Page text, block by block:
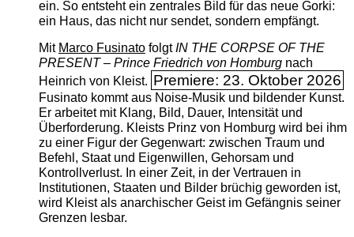
ein. So entsteht ein zentrales Bild für das neue Gorki:
ein Haus, das nicht nur sendet, sondern empfängt.
Mit Marco FusinatofolgtIN THE CORPSE OF THE
PRESENT – Prince Friedrich von Homburgnach
Heinrich von Kleist. Premiere: 23. Oktober 2026
Fusinato kommt aus Noise-Musik und bildender Kunst.
Er arbeitet mit Klang, Bild, Dauer, Intensität und
Überforderung. Kleists Prinz von Homburg wird bei ihm
zu einer Figur der Gegenwart: zwischen Traum und
Befehl, Staat und Eigenwillen, Gehorsam und
Kontrollverlust. In einer Zeit, in der Vertrauen in
Institutionen, Staaten und Bilder brüchig geworden ist,
wird Kleist als anarchischer Geist im Gefängnis seiner
Grenzen lesbar.